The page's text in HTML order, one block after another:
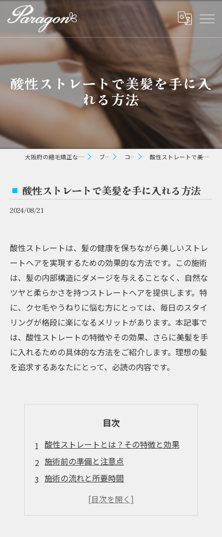
酸性ストレートで美髪を手に入
れる方法
大阪府の縮毛矯正ならパラゴン ヘアー ブログ コラム 酸性ストレートで美髪を手に入れる方法
酸性ストレートで美髪を手に入れる方法
2024/08/21
酸性ストレートは、髪の健康を保ちながら美しいストレ
ートヘアを実現するための効果的な方法です。この施術
は、髪の内部構造にダメージを与えることなく、自然な
ツヤと柔らかさを持つストレートヘアを提供します。特
に、クセ毛やうねりに悩む方にとっては、毎日のスタイ
リングが格段に楽になるメリットがあります。本記事で
は、酸性ストレートの特徴やその効果、さらに美髪を手
に入れるための具体的な方法をご紹介します。理想の髪
を追求するあなたにとって、必読の内容です。
目次
酸性ストレートとは？その特徴と効果
施術前の準備と注意点
施術の流れと所要時間
アフターケアで美髪を保つ方法